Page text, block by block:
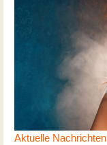
Aktuelle Nachrichten